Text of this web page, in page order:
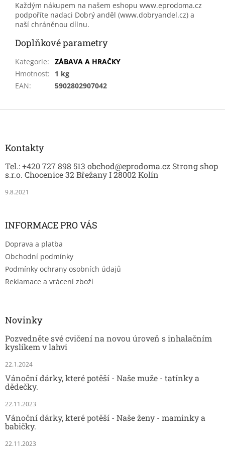
Každým nákupem na našem eshopu www.eprodoma.cz
podpoříte nadaci Dobrý anděl (www.dobryandel.cz) a
naší chráněnou dílnu.
Doplňkové parametry
Kategorie:
ZÁBAVA A HRAČKY
Hmotnost:
1 kg
EAN: 5902802907042
Kontakty
Tel.: +420 727 898 513 obchod@eprodoma.cz Strong shop
s.r.o. Chocenice 32 Břežany I 28002 Kolín
9.8.2021
INFORMACE PRO VÁS
Doprava a platba
Obchodní podmínky
Podmínky ochrany osobních údajů
Reklamace a vrácení zboží
Novinky
Pozvedněte své cvičení na novou úroveň s inhalačním
kyslíkem v lahvi
22.1.2024
Vánoční dárky, které potěší - Naše muže - tatínky a
dědečky.
22.11.2023
Vánoční dárky, které potěší - Naše ženy - maminky a
babičky.
22.11.2023